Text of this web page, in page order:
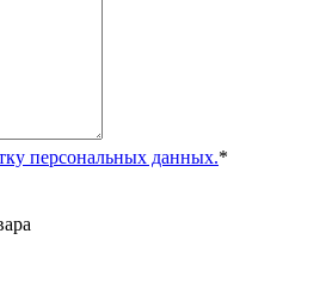
персональных данных.*